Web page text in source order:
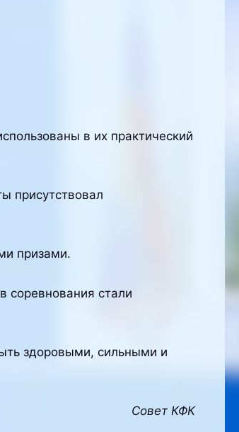
в их практический
присутствовал
призами.
соревнования стали
здоровыми, сильными и
Совет КФК